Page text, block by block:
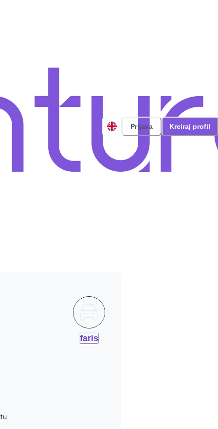
Prijava Kreiraj profil
faris